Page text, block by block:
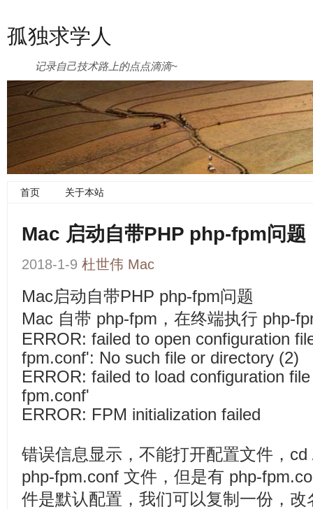
孤独求学人
记录自己技术路上的点点滴滴~
首页 关于本站
Mac 启动自带PHP php-fpm问题
2018-1-9 杜世伟 Mac
Mac启动自带PHP php-fpm问题
Mac 自带 php-fpm，在终端执行 php-
ERROR: failed to open configuration
fpm.conf': No such file or directory (2)
ERROR: failed to load configuration
fpm.conf'
ERROR: FPM initialization failed
错误信息显示，不能打开配置文件，
php-fpm.conf 文件，但是有 php-
件是默认配置，我们可以复制一份，